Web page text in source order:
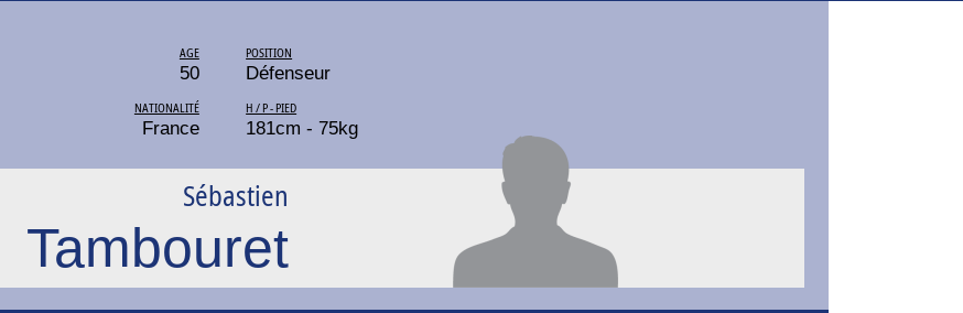
AGE
50
NATIONALITÉ
France
POSITION
Défenseur
H / P - PIED
181cm - 75kg
Sébastien
Tambouret